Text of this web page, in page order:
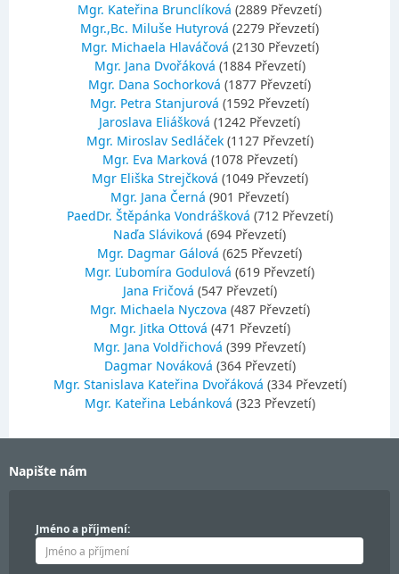
Mgr. Kateřina Brunclíková (2889 Převzetí)
Mgr.,Bc. Miluše Hutyrová (2279 Převzetí)
Mgr. Michaela Hlaváčová (2130 Převzetí)
Mgr. Jana Dvořáková (1884 Převzetí)
Mgr. Dana Sochorková (1877 Převzetí)
Mgr. Petra Stanjurová (1592 Převzetí)
Jaroslava Eliášková (1242 Převzetí)
Mgr. Miroslav Sedláček (1127 Převzetí)
Mgr. Eva Marková (1078 Převzetí)
Mgr Eliška Strejčková (1049 Převzetí)
Mgr. Jana Černá (901 Převzetí)
PaedDr. Štěpánka Vondrášková (712 Převzetí)
Naďa Sláviková (694 Převzetí)
Mgr. Dagmar Gálová (625 Převzetí)
Mgr. Ľubomíra Godulová (619 Převzetí)
Jana Fričová (547 Převzetí)
Mgr. Michaela Nyczova (487 Převzetí)
Mgr. Jitka Ottová (471 Převzetí)
Mgr. Jana Voldřichová (399 Převzetí)
Dagmar Nováková (364 Převzetí)
Mgr. Stanislava Kateřina Dvořáková (334 Převzetí)
Mgr. Kateřina Lebánková (323 Převzetí)
Napište nám
Jméno a příjmení: